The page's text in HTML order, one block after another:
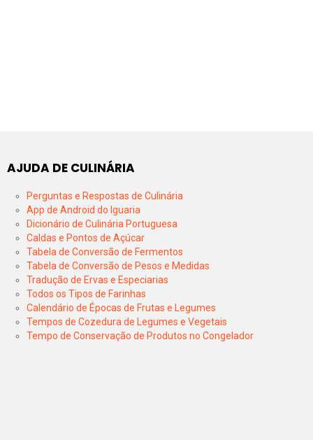
AJUDA DE CULINÁRIA
Perguntas e Respostas de Culinária
App de Android do Iguaria
Dicionário de Culinária Portuguesa
Caldas e Pontos de Açúcar
Tabela de Conversão de Fermentos
Tabela de Conversão de Pesos e Medidas
Tradução de Ervas e Especiarias
Todos os Tipos de Farinhas
Calendário de Épocas de Frutas e Legumes
Tempos de Cozedura de Legumes e Vegetais
Tempo de Conservação de Produtos no Congelador